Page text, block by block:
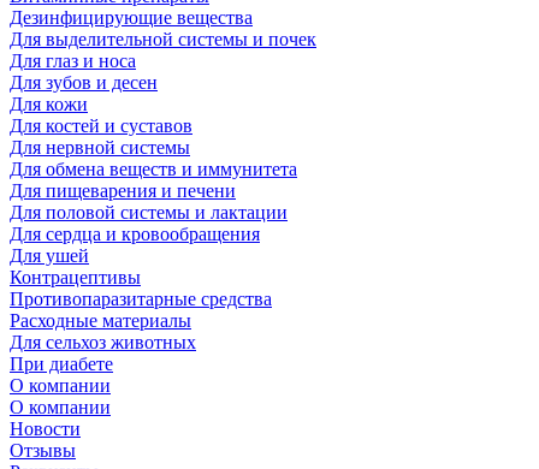
Дезинфицирующие вещества
Для выделительной системы и почек
Для глаз и носа
Для зубов и десен
Для кожи
Для костей и суставов
Для нервной системы
Для обмена веществ и иммунитета
Для пищеварения и печени
Для половой системы и лактации
Для сердца и кровообращения
Для ушей
Контрацептивы
Противопаразитарные средства
Расходные материалы
Для сельхоз животных
При диабете
О компании
О компании
Новости
Отзывы